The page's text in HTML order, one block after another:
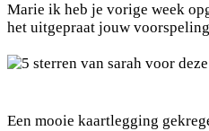
Marie ik heb je vorige week
het uitgepraat jouw
Een mooie kaartlegging